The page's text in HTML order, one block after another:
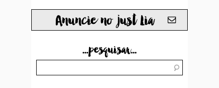
Anuncie no just Lia
...pesquisar...